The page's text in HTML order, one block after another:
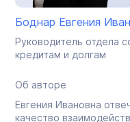
Боднар Евгения
Руководитель отдела
кредитам и долгам
Об авторе
Евгения Ивановна
качество